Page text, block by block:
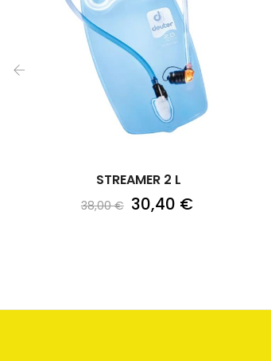
STREAMER 2 L
38,00 € 30,40 €